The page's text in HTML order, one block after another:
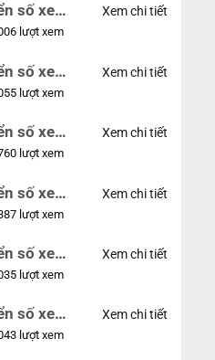
số xe
lượt xem
Xem chi tiết
số xe
lượt xem
Xem chi tiết
số xe
lượt xem
Xem chi tiết
số xe
lượt xem
Xem chi tiết
số xe
lượt xem
Xem chi tiết
số xe
lượt xem
Xem chi tiết